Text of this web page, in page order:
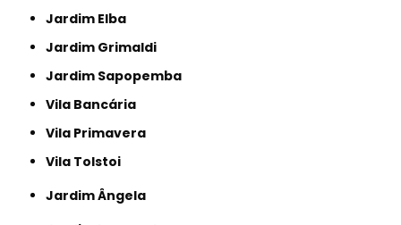
Jardim Elba
Jardim Grimaldi
Jardim Sapopemba
Vila Bancária
Vila Primavera
Vila Tolstoi
Jardim Ângela